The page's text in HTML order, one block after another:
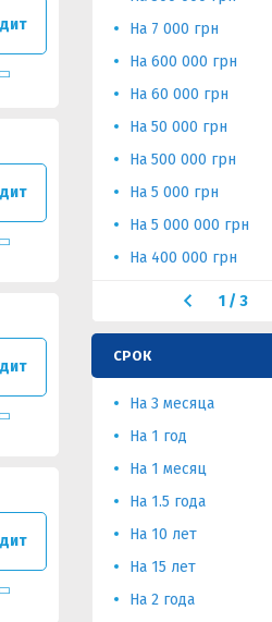
На 7 000 грн
На 600 000 грн
На 60 000 грн
На 50 000 грн
На 500 000 грн
На 5 000 грн
На 5 000 000 грн
На 400 000 грн
1 /3
СРОК
На 3 месяца
На 1 год
На 1 месяц
На 1.5 года
На 10 лет
На 15 лет
На 2 года